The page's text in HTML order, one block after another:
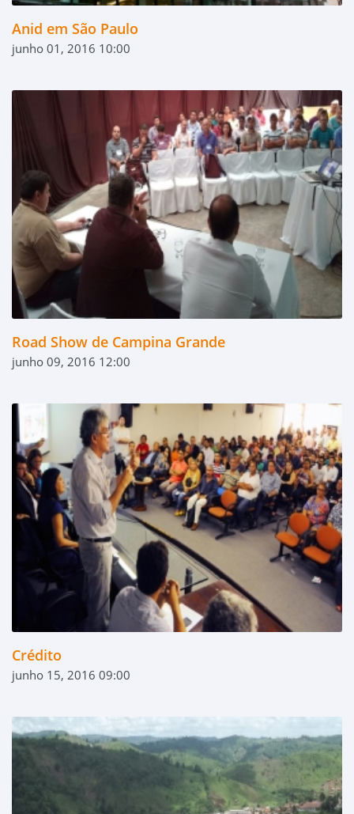
Anid em São Paulo
junho 01, 2016 10:00
Road Show de Campina Grande
junho 09, 2016 12:00
Crédito
junho 15, 2016 09:00